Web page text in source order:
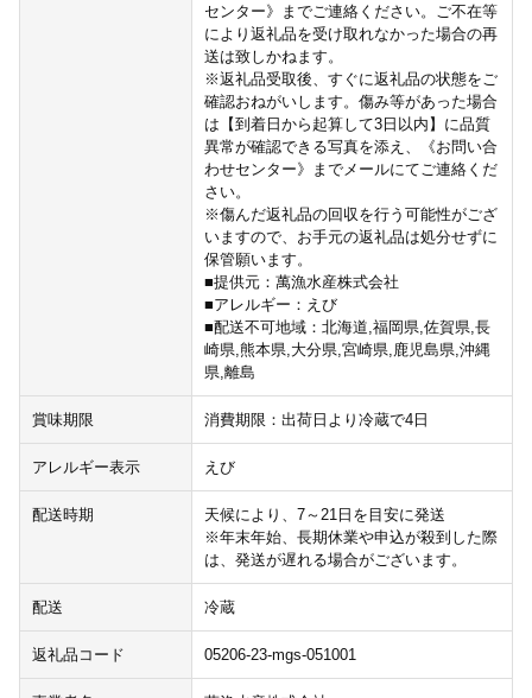
センター》までご連絡ください。ご不在等
により返礼品を受け取れなかった場合の再
送は致しかねます。
※返礼品受取後、すぐに返礼品の状態をご
確認おねがいします。傷み等があった場合
は【到着日から起算して3日以内】に品質
異常が確認できる写真を添え、《お問い合
わせセンター》までメールにてご連絡くだ
さい。
※傷んだ返礼品の回収を行う可能性がござ
いますので、お手元の返礼品は処分せずに
保管願います。
■提供元：萬漁水産株式会社
■アレルギー：えび
■配送不可地域：北海道,福岡県,佐賀県,長
崎県,熊本県,大分県,宮崎県,鹿児島県,沖縄
県,離島
賞味期限 消費期限：出荷日より冷蔵で4日
アレルギー表示 えび
配送時期
天候により、7～21日を目安に発送
※年末年始、長期休業や申込が殺到した際
は、発送が遅れる場合がございます。
配送 冷蔵
返礼品コード 05206-23-mgs-051001